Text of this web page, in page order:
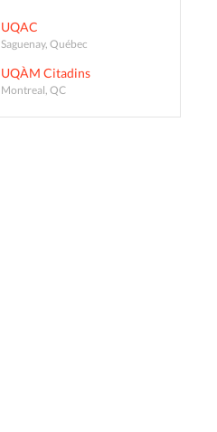
UQAC
Saguenay, Québec
UQÀM Citadins
Montreal, QC